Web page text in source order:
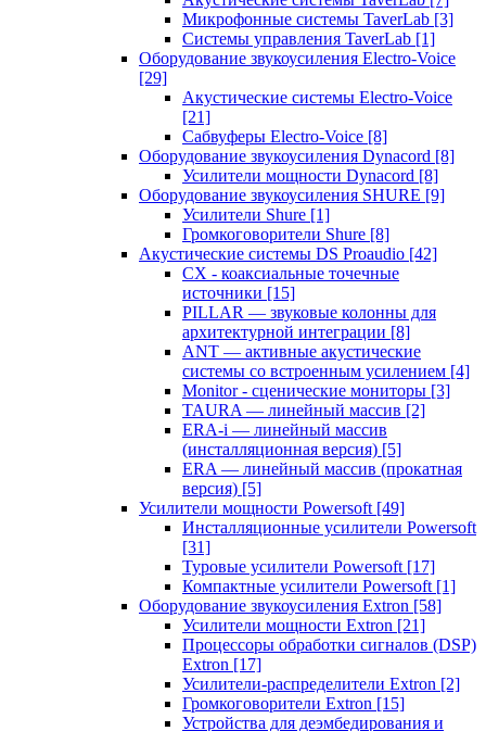
Микрофонные системы TaverLab [3]
Системы управления TaverLab [1]
Оборудование звукоусиления Electro-Voice
[29]
Акустические системы Electro-Voice
[21]
Сабвуферы Electro-Voice [8]
Оборудование звукоусиления Dynacord [8]
Усилители мощности Dynacord [8]
Оборудование звукоусиления SHURE [9]
Усилители Shure [1]
Громкоговорители Shure [8]
Акустические системы DS Proaudio [42]
CX - коаксиальные точечные
источники [15]
PILLAR — звуковые колонны для
архитектурной интеграции [8]
ANT — активные акустические
системы со встроенным усилением [4]
Monitor - сценические мониторы [3]
TAURA — линейный массив [2]
ERA-i — линейный массив
(инсталляционная версия) [5]
ERA — линейный массив (прокатная
версия) [5]
Усилители мощности Powersoft [49]
Инсталляционные усилители Powersoft
[31]
Туровые усилители Powersoft [17]
Компактные усилители Powersoft [1]
Оборудование звукоусиления Extron [58]
Усилители мощности Extron [21]
Процессоры обработки сигналов (DSP)
Extron [17]
Усилители-распределители Extron [2]
Громкоговорители Extron [15]
Устройства для деэмбедирования и